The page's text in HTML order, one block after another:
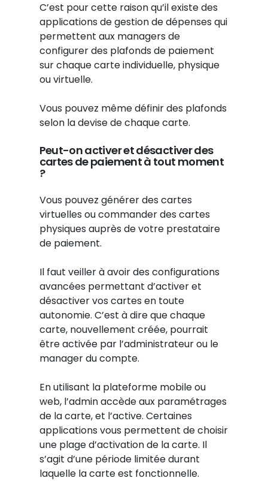
C’est pour cette raison qu’il existe des
applications de gestion de dépenses qui
permettent aux managers de
configurer des plafonds de paiement
sur chaque carte individuelle, physique
ou virtuelle.
Vous pouvez même définir des plafonds
selon la devise de chaque carte.
Peut-on activer et désactiver des
cartes de paiement à tout moment
?
Vous pouvez générer des cartes
virtuelles ou commander des cartes
physiques auprès de votre prestataire
de paiement.
Il faut veiller à avoir des configurations
avancées permettant d’activer et
désactiver vos cartes en toute
autonomie. C’est à dire que chaque
carte, nouvellement créée, pourrait
être activée par l’administrateur ou le
manager du compte.
En utilisant la plateforme mobile ou
web, l’admin accède aux paramétrages
de la carte, et l’active. Certaines
applications vous permettent de choisir
une plage d’activation de la carte. Il
s’agit d’une période limitée durant
laquelle la carte est fonctionnelle.